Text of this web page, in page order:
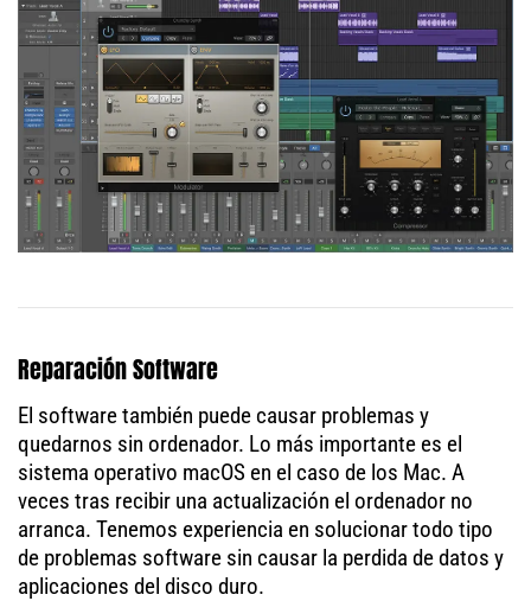
Reparación Software
El software también puede causar problemas y
quedarnos sin ordenador. Lo más importante es el
sistema operativo macOS en el caso de los Mac. A
veces tras recibir una actualización el ordenador no
arranca. Tenemos experiencia en solucionar todo tipo
de problemas software sin causar la perdida de datos y
aplicaciones del disco duro.